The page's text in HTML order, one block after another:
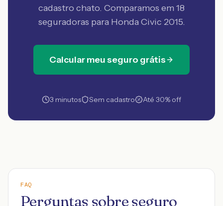
cadastro chato. Comparamos em 18
seguradoras para Honda Civic 2015.
Calcular meu seguro grátis
3 minutos Sem cadastro Até 30% off
FAQ
Perguntas sobre seguro